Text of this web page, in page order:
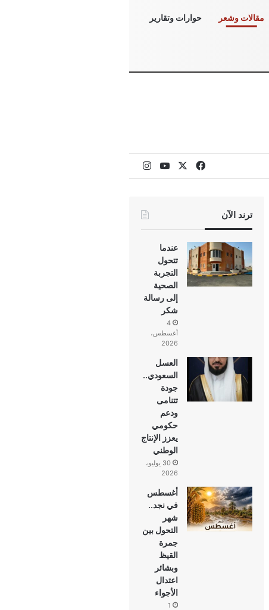
مقالات وشعر حوارات وتقارير
فيسبوك ‫YouTubeانستقرام
ترند الآن
عندما
تتحول
التجربة
الصحية
إلى رسالة
شكر
4
أغسطس،
2026
العسل
السعودي..
جودة
تتنامى
ودعم
حكومي
يعزز الإنتاج
الوطني
30 يوليو،
2026
أغسطس
في نجد..
شهر
التحول بين
جمرة
القيظ
وبشائر
اعتدال
الأجواء
1